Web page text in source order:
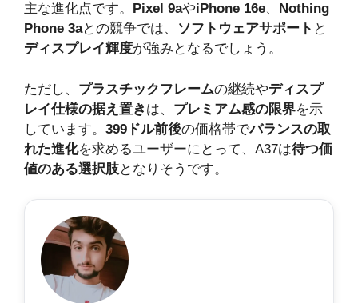
主な進化点です。
Pixel 9aやiPhone 16e、
Nothing
Phone 3aとの競争では、 ソフトウェアサポート と
ディスプレイ輝度が強みとなるでしょう。
ただし、 プラスチックフレームの継続やディスプ
レイ仕様の据え置き は、 プレミアム感の限界を示
しています。 399ドル前後の価格帯でバランスの取
れた進化を求めるユーザーにとって、A37は待つ価
値のある選択肢となりそうです。